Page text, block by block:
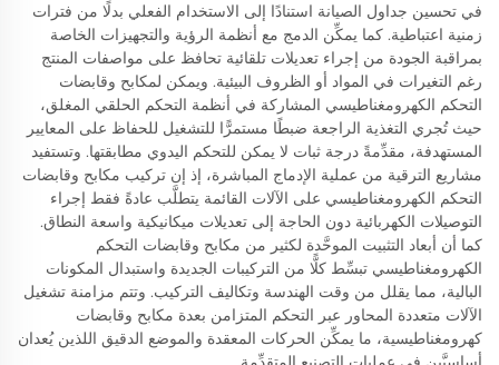
في تحسين جداول الصيانة استنادًا إلى الاستخدام الفعلي بدلًا من فترات
زمنية اعتباطية. كما يمكِّن الدمج مع أنظمة الرؤية والتجهيزات الخاصة
بمراقبة الجودة من إجراء تعديلات تلقائية تحافظ على مواصفات المنتج
رغم التغيرات في المواد أو الظروف البيئية. ويمكن لمكابح وقابضات
التحكم الكهرومغناطيسي المشاركة في أنظمة التحكم الحلقي المغلق،
حيث تُجري التغذية الراجعة ضبطًا مستمرًّا للتشغيل للحفاظ على المعايير
المستهدفة، مقدِّمةً درجة ثبات لا يمكن للتحكم اليدوي مطابقتها. وتستفيد
مشاريع الترقية من عملية الإدماج المباشرة، إذ إن تركيب مكابح وقابضات
التحكم الكهرومغناطيسي على الآلات القائمة يتطلَّب عادةً فقط إجراء
التوصيلات الكهربائية دون الحاجة إلى تعديلات ميكانيكية واسعة النطاق.
كما أن أبعاد التثبيت الموحَّدة لكثير من مكابح وقابضات التحكم
الكهرومغناطيسي تبسِّط كلًّا من التركيبات الجديدة واستبدال المكونات
البالية، مما يقلل من وقت الهندسة وتكاليف التركيب. وتتم مزامنة تشغيل
الآلات متعددة المحاور عبر التحكم المتزامن بعدة مكابح وقابضات
كهرومغناطيسية، ما يمكِّن الحركات المعقدة والموضع الدقيق اللذين يُعدان